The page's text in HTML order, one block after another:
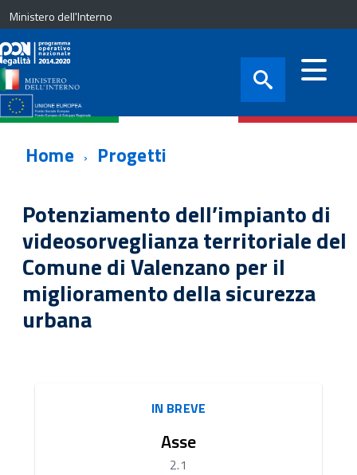
Ministero dell'Interno
Home Progetti
Potenziamento dell’impianto di
videosorveglianza territoriale del
Comune di Valenzano per il
miglioramento della sicurezza
urbana
IN BREVE
Asse
2.1